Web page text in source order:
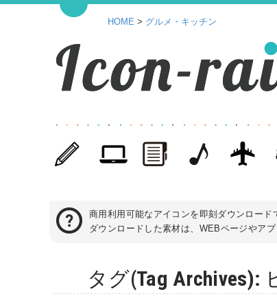
HOME > グルメ・キッチン
商用利用可能なアイコンを即刻ダウンロード
ダウンロードした素材は、WEBページやア
タグ(Tag